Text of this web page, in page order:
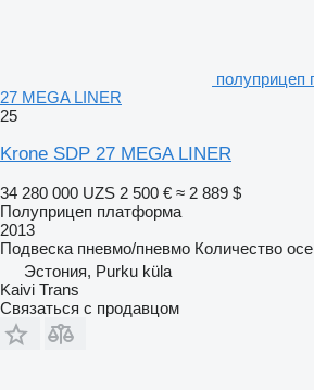
полуприцеп
27 MEGA LINER
25
Krone SDP 27 MEGA LINER
34 280 000 UZS 2 500 € ≈ 2 889 $
Полуприцеп платформа
2013
Подвеска пневмо/пневмо Количество
Эстония, Purku küla
Kaivi Trans
Связаться с продавцом